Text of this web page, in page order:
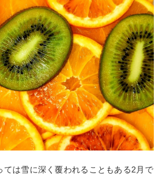
ては雪に深く覆われることもある2月で